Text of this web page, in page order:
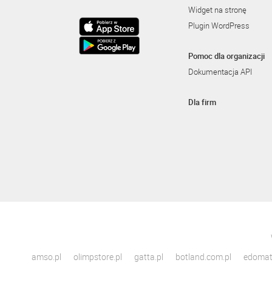
Widget na stronę
Plugin WordPress
Pomoc dla organizacji
Dokumentacja API
Dla firm
amso.pl
olimpstore.pl gatta.pl botland.com.pl